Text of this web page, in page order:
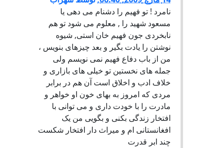
نامرد ! تو فهیم را دشنام می دهی یا
مسعود شهید را , معلوم می شود تو هم
نابخردی جون فهیم خان استی, شیوه
نوشتن را یادت بگیر و بعد چیزهای بنویس ،
من از باب دفاع فهیم نمی نویسم ولی
جمله های نخستین تو خیلی های بازاری و
خلاف ادب و اخلاق است آن هم در برابر
مردی که امروز به بهای خون او خواهر و
مادرت را با خودت داری و می توانی با
افتخار زندگی بکنی و بگویی من یک
افغانستانی ام و میراث دار افتخار شکست
چند ابر قدرت